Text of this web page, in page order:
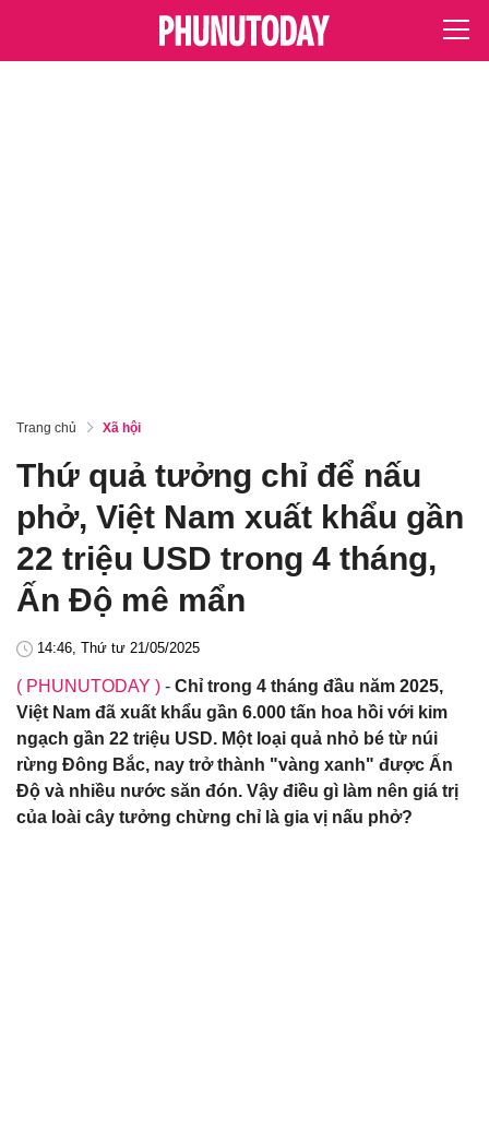
Trang chủ Xã hội
Thứ quả tưởng chỉ để nấu
phở, Việt Nam xuất khẩu gần
22 triệu USD trong 4 tháng,
Ấn Độ mê mẩn
14:46, Thứ tư 21/05/2025
( PHUNUTODAY ) - Chỉ trong 4 tháng đầu năm 2025,
Việt Nam đã xuất khẩu gần 6.000 tấn hoa hồi với kim
ngạch gần 22 triệu USD. Một loại quả nhỏ bé từ núi
rừng Đông Bắc, nay trở thành "vàng xanh" được Ấn
Độ và nhiều nước săn đón. Vậy điều gì làm nên giá trị
của loài cây tưởng chừng chỉ là gia vị nấu phở?